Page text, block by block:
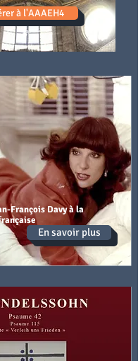
à l'AAAEH4
François Davy à la
En savoir plus